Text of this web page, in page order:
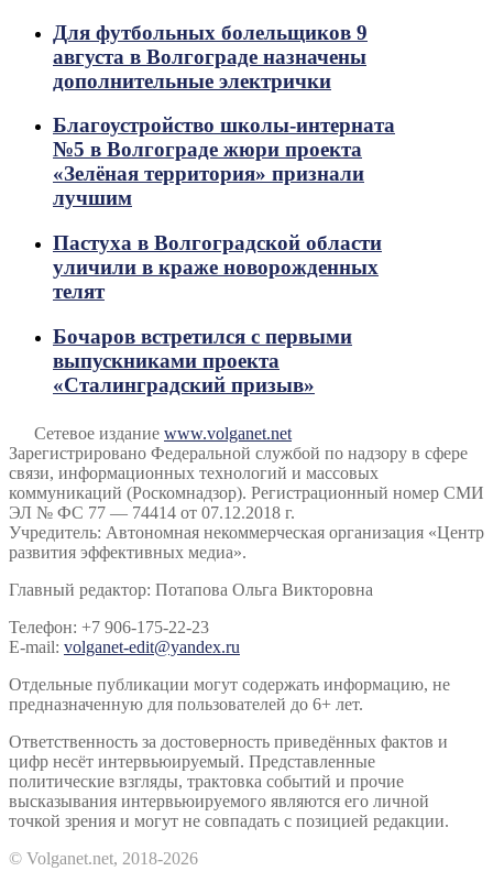
Для футбольных болельщиков 9
августа в Волгограде назначены
дополнительные электрички
Благоустройство школы-интерната
№5 в Волгограде жюри проекта
«Зелёная территория» признали
лучшим
Пастуха в Волгоградской области
уличили в краже новорожденных
телят
Бочаров встретился с первыми
выпускниками проекта
«Сталинградский призыв»
Сетевое издание www.volganet.net
Зарегистрировано Федеральной службой по надзору в сфере
связи, информационных технологий и массовых
коммуникаций (Роскомнадзор). Регистрационный номер СМИ
ЭЛ № ФС 77 — 74414 от 07.12.2018 г.
Учредитель: Автономная некоммерческая организация «Центр
развития эффективных медиа».
Главный редактор: Потапова Ольга Викторовна
Телефон: +7 906-175-22-23
E-mail: volganet-edit@yandex.ru
Отдельные публикации могут содержать информацию, не
предназначенную для пользователей до 6+ лет.
Ответственность за достоверность приведённых фактов и
цифр несёт интервьюируемый. Представленные
политические взгляды, трактовка событий и прочие
высказывания интервьюируемого являются его личной
точкой зрения и могут не совпадать с позицией редакции.
© Volganet.net, 2018-2026